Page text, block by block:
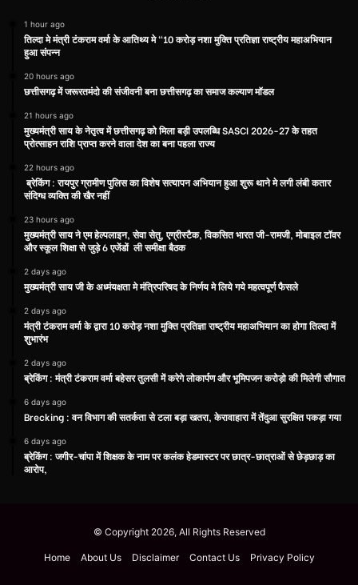
1 hour ago
तिल्दा मे मंत्री टंकराम वर्मा के आतिथ्य मे “10 करोड़ नशा मुक्ति प्रतिज्ञा राष्ट्रीय महाअभियान
हुआ संपन्न
20 hours ago
छत्तीसगढ़ में जरूरतमंदो की संजीवनी बना छत्तीसगढ़ का समाज कल्याण मॉडल
21 hours ago
मुख्यमंत्री साय के नेतृत्व में छत्तीसगढ़ को मिला बड़ी उपलब्धि SASCI 2026-27 के तहत
प्रोत्साहन राशि प्राप्त करने वाला देश का बना पहला राज्य
22 hours ago
ब्रेकिंग : रायपुर ग्रामीण पुलिस का विशेष सत्यापन अभियान हुआ शुरू थाने मे लगी लंबी कतार
संदिग्ध व्यक्ति की खैर नहीं
23 hours ago
मुख्यमंत्री साय ने एम हेल्पलाइन, सेवा सेतु, एग्रीस्टैक, विकसित भारत जी-रामजी, मोबाइल टॉवर
और स्कूल शिक्षा से जुड़े 6 एजेंडों ली समीक्षा बैठक
2 days ago
मुख्यमंत्री साय जी के अध्मंयक्षता मे मंत्रिपरिषद के निर्णय मे लिये गये महत्वपूर्ण फैसले
2 days ago
मंत्री टंकराम वर्मा के द्वारा 10 करोड़ नशा मुक्ति प्रतिज्ञा राष्ट्रीय महाअभियान का होगा तिल्दा में
शुभारंभ
2 days ago
ब्रेकिंग : मंत्री टंकराम वर्मा बहेसर तुलसी में करेगे लोकार्पण और भूमिपजन करोड़ो की मिलेगी सौगात
6 days ago
Brecking : वन विभाग की सतर्कता से टला बड़ा खतरा, केरावाहारा में तेंदुआ सुरक्षित पकड़ा गया
6 days ago
ब्रेकिंग : जगीर-चांपा में शिक्षक के नाम पर कलंक हेडमास्टर पर छात्र-छात्राओं से छेड़छाड़ का
आरोप,
© Copyright 2026, All Rights Reserved
Home About Us Disclaimer Contact Us Privacy Policy